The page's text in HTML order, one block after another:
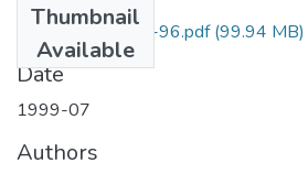
Thumbnail
Available
1102-03-615-96.pdf(99.94 MB)
Date
1999-07
Authors